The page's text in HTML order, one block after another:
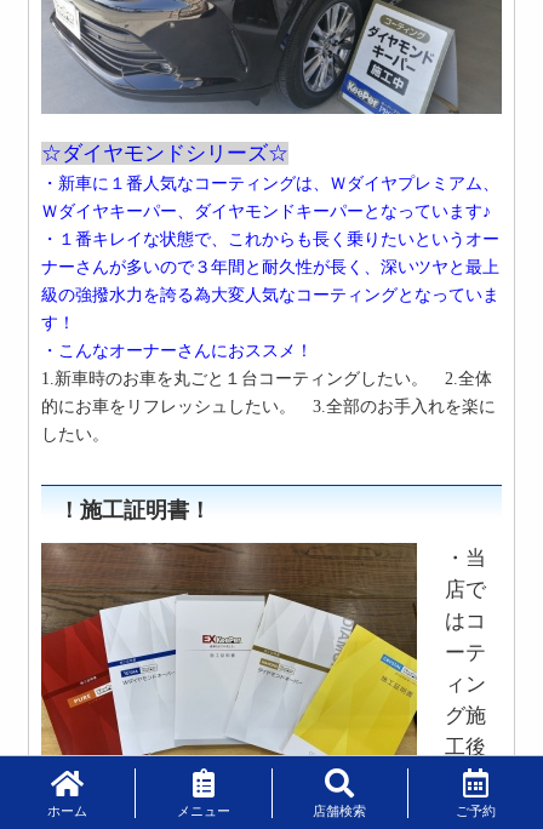
☆ダイヤモンドシリーズ☆
・新車に１番人気なコーティングは、Ｗダイヤプレミアム、
Ｗダイヤキーパー、ダイヤモンドキーパーとなっています♪
・１番キレイな状態で、これからも長く乗りたいというオー
ナーさんが多いので３年間と耐久性が長く、深いツヤと最上
級の強撥水力を誇る為大変人気なコーティングとなっていま
す！
・こんなオーナーさんにおススメ！
1.新車時のお車を丸ごと１台コーティングしたい。 2.全体
的にお車をリフレッシュしたい。 3.全部のお手入れを楽に
したい。
！施工証明書！
・当
店で
はコ
ーテ
ィン
グ施
工後
全て
のコ
ホーム メニュー 店舗検索 ご予約